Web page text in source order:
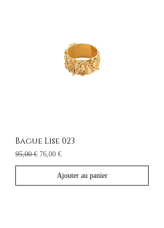
Bague Lise 023
Prix original
95,00 € Prix promotionnel
76,00 €
Ajouter au panier